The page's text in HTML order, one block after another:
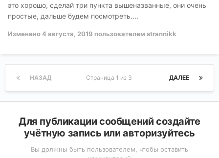
это хорошо, сделай три пункта вышеназванные, они очень
простые, дальше будем посмотреть....
Изменено4 августа, 2019 пользователем strannikk
НАЗАД ДАЛЕЕ
Страница 1 из 3
Для публикации сообщений создайте
учётную запись или авторизуйтесь
Вы должны быть пользователем, чтобы оставить